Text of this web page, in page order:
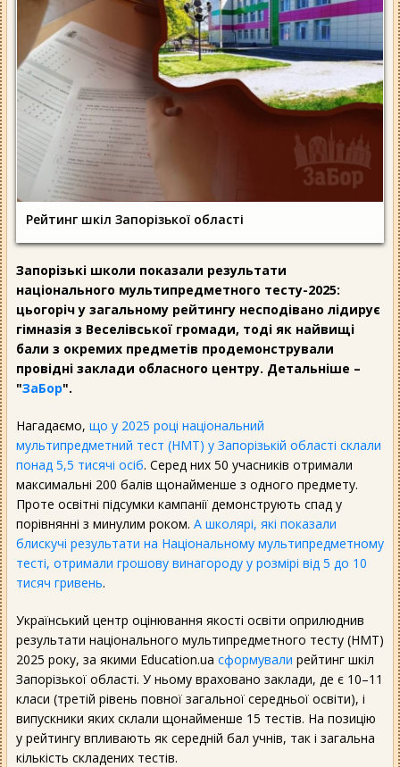
Рейтинг шкіл Запорізької області
Запорізькі школи показали результати
національного мультипредметного тесту-2025:
цьогоріч у загальному рейтингу несподівано лідирує
гімназія з Веселівської громади, тоді як найвищі
бали з окремих предметів продемонстрували
провідні заклади обласного центру. Детальніше –
"ЗаБор".
Нагадаємо, що у 2025 році національний
мультипредметний тест (НМТ) у Запорізькій області склали
понад 5,5 тисячі осіб. Серед них 50 учасників отримали
максимальні 200 балів щонайменше з одного предмету.
Проте освітні підсумки кампанії демонструють спад у
порівнянні з минулим роком. А школярі, які показали
блискучі результати на Національному мультипредметному
тесті, отримали грошову винагороду у розмірі від 5 до 10
тисяч гривень.
Український центр оцінювання якості освіти оприлюднив
результати національного мультипредметного тесту (НМТ)
2025 року, за якими Education.ua сформували рейтинг шкіл
Запорізької області. У ньому враховано заклади, де є 10–11
класи (третій рівень повної загальної середньої освіти), і
випускники яких склали щонайменше 15 тестів. На позицію
у рейтингу впливають як середній бал учнів, так і загальна
кількість складених тестів.